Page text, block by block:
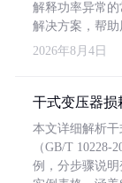
解释功率异常
解决方案，帮助
2026年8月4日
干式变压器损
本文详细解析
（GB/T 10228-
例，分步骤说